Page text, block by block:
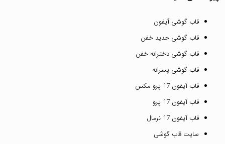
قاب گوشی آیفون
قاب گوشی جدید خفن
قاب گوشی دخترانه خفن
قاب گوشی پسرانه
قاب آیفون 17 پرو مکس
قاب آیفون 17 پرو
قاب آیفون 17 نرمال
سایت قاب گوشی